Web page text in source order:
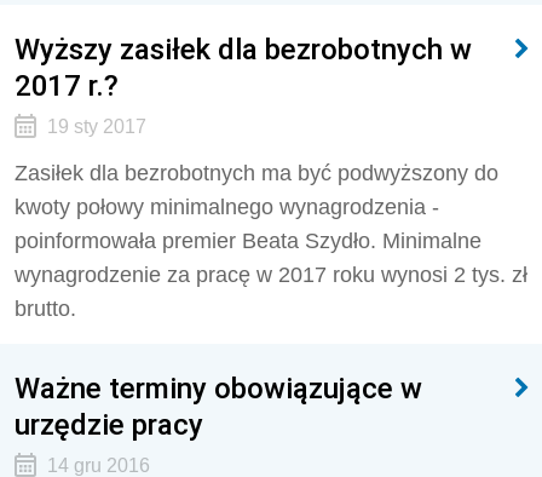
Wyższy zasiłek dla bezrobotnych w
2017 r.?
19 sty 2017
Zasiłek dla bezrobotnych ma być podwyższony do
kwoty połowy minimalnego wynagrodzenia -
poinformowała premier Beata Szydło. Minimalne
wynagrodzenie za pracę w 2017 roku wynosi 2 tys. zł
brutto.
Ważne terminy obowiązujące w
urzędzie pracy
14 gru 2016